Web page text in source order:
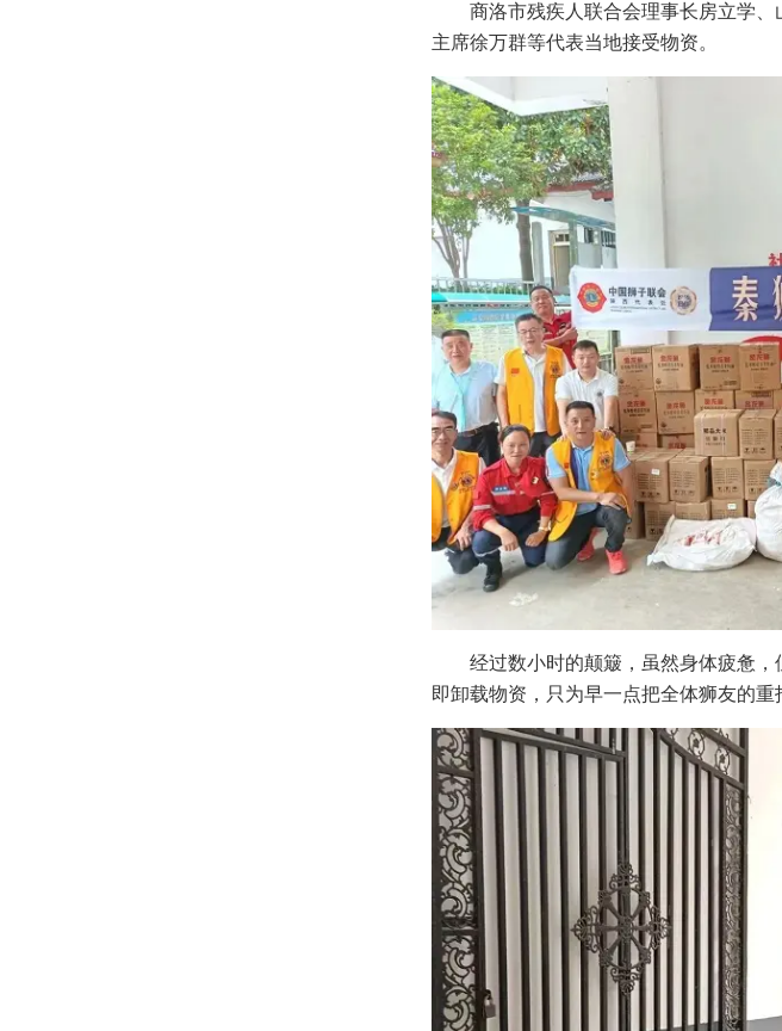
商洛市残疾人联合会理事长房立学、
主席徐万群等代表当地接受物资。
经过数小时的颠簸，虽然身体疲惫，
即卸载物资，只为早一点把全体狮友的重